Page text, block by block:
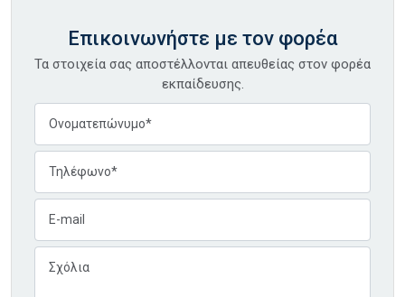
Επικοινωνήστε με τον φορέα
Τα στοιχεία σας αποστέλλονται απευθείας στον φορέα
εκπαίδευσης.